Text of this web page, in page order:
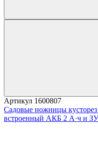
Артикул 1600807
Садовые ножницы
встроенный АКБ 2 А·ч и